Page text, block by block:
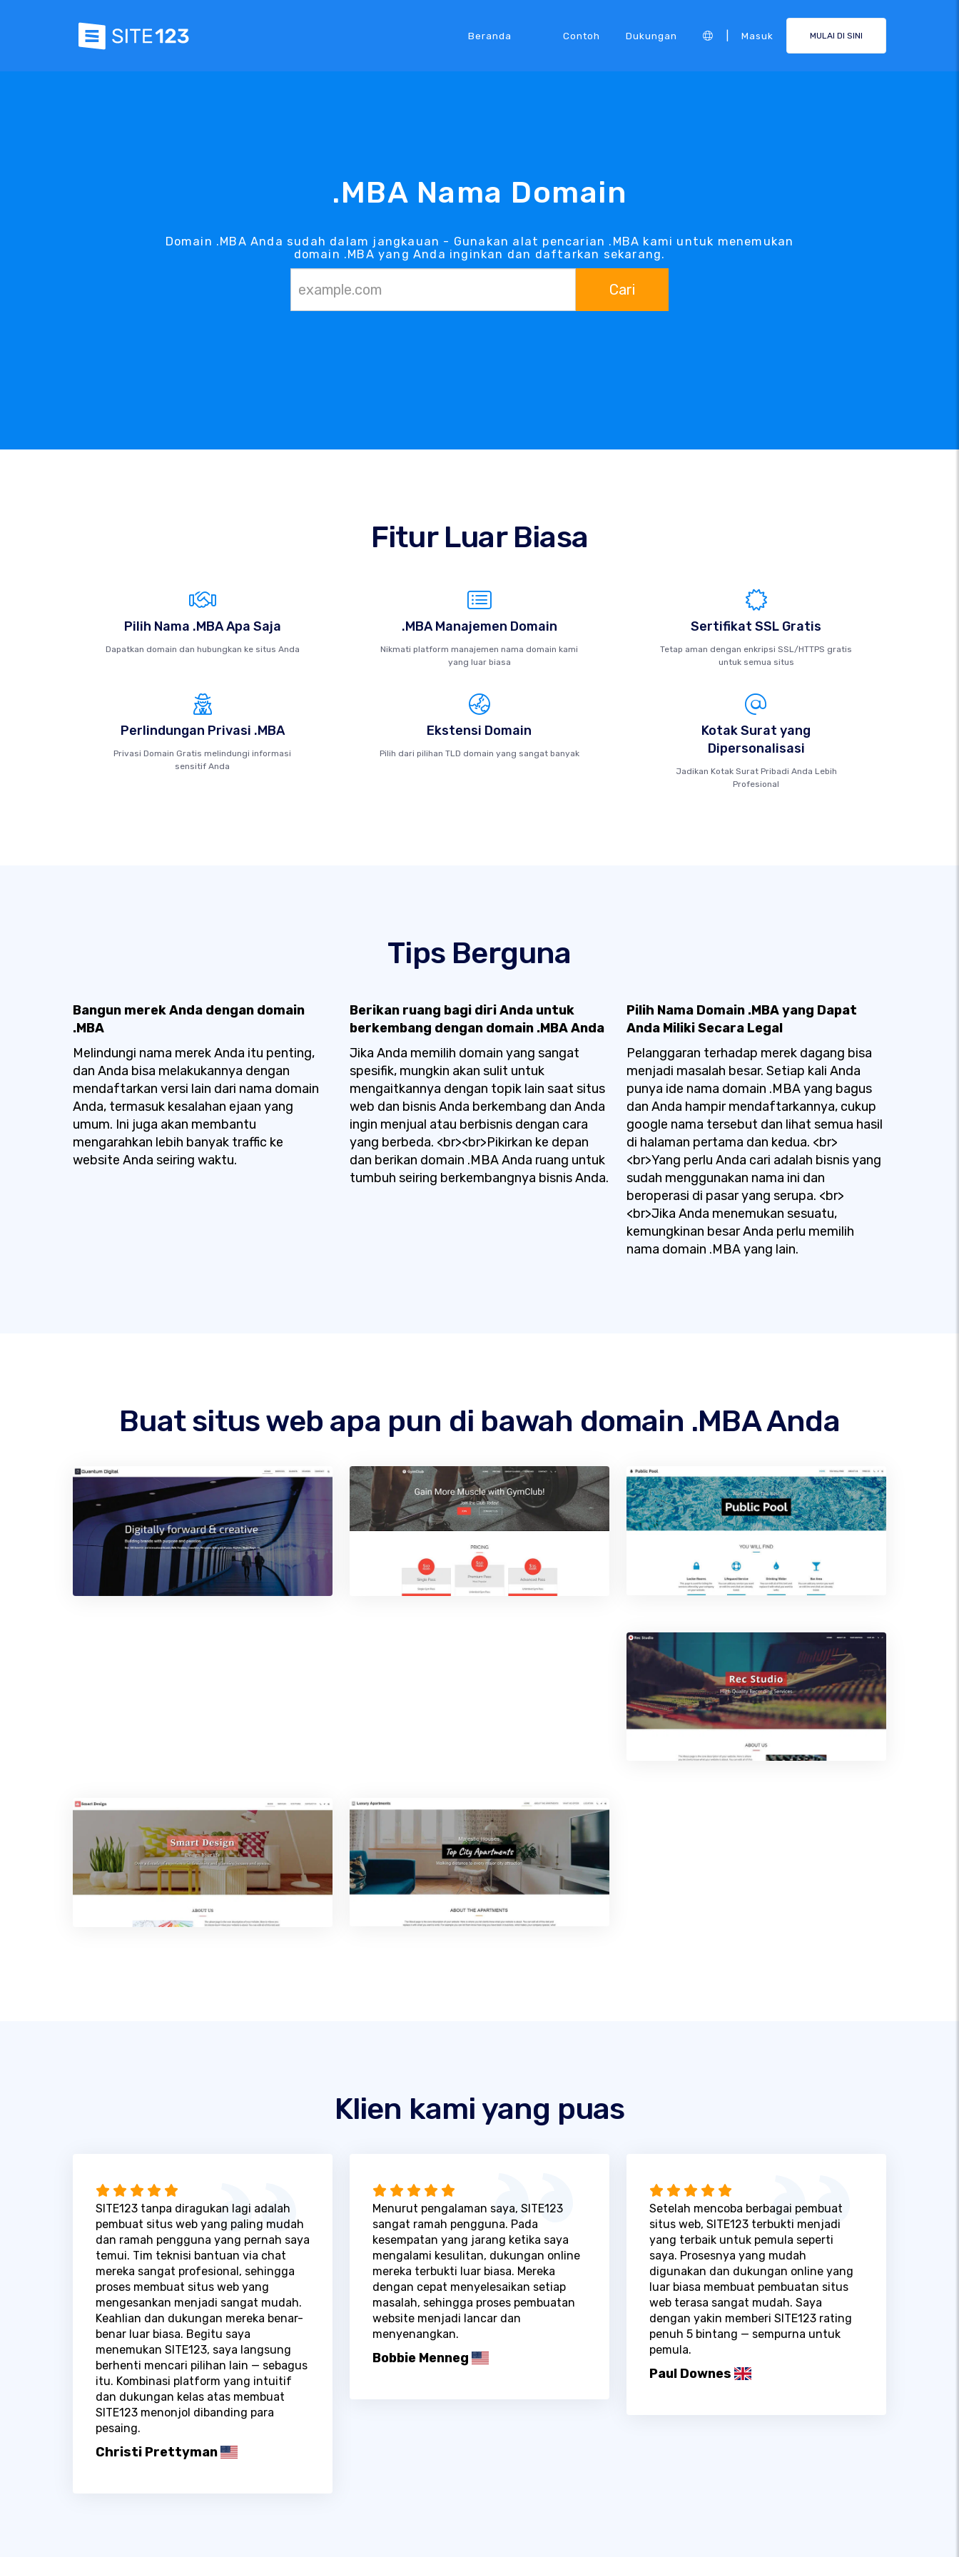
Beranda Contoh Dukungan Masuk MULAI DI SINI
.MBA Nama Domain
Domain .MBA Anda sudah dalam jangkauan - Gunakan alat pencarian .MBA kami untuk menemukan
domain .MBA yang Anda inginkan dan daftarkan sekarang.
Cari
Fitur Luar Biasa
Pilih Nama .MBA Apa Saja
Dapatkan domain dan hubungkan ke situs Anda
.MBA Manajemen Domain
Nikmati platform manajemen nama domain kami
yang luar biasa
Sertifikat SSL Gratis
Tetap aman dengan enkripsi SSL/HTTPS gratis
untuk semua situs
Perlindungan Privasi .MBA
Privasi Domain Gratis melindungi informasi
sensitif Anda
Ekstensi Domain
Pilih dari pilihan TLD domain yang sangat banyak
Kotak Surat yang
Dipersonalisasi
Jadikan Kotak Surat Pribadi Anda Lebih
Profesional
Tips Berguna
Bangun merek Anda dengan domain
.MBA
Melindungi nama merek Anda itu penting,
dan Anda bisa melakukannya dengan
mendaftarkan versi lain dari nama domain
Anda, termasuk kesalahan ejaan yang
umum. Ini juga akan membantu
mengarahkan lebih banyak traffic ke
website Anda seiring waktu.
Berikan ruang bagi diri Anda untuk
berkembang dengan domain .MBA Anda
Jika Anda memilih domain yang sangat
spesifik, mungkin akan sulit untuk
mengaitkannya dengan topik lain saat situs
web dan bisnis Anda berkembang dan Anda
ingin menjual atau berbisnis dengan cara
yang berbeda. <br><br>Pikirkan ke depan
dan berikan domain .MBA Anda ruang untuk
tumbuh seiring berkembangnya bisnis Anda.
Pilih Nama Domain .MBA yang Dapat
Anda Miliki Secara Legal
Pelanggaran terhadap merek dagang bisa
menjadi masalah besar. Setiap kali Anda
punya ide nama domain .MBA yang bagus
dan Anda hampir mendaftarkannya, cukup
google nama tersebut dan lihat semua hasil
di halaman pertama dan kedua. <br>
<br>Yang perlu Anda cari adalah bisnis yang
sudah menggunakan nama ini dan
beroperasi di pasar yang serupa. <br>
<br>Jika Anda menemukan sesuatu,
kemungkinan besar Anda perlu memilih
nama domain .MBA yang lain.
Buat situs web apa pun di bawah domain .MBA Anda
Klien kami yang puas
SITE123 tanpa diragukan lagi adalah
pembuat situs web yang paling mudah
dan ramah pengguna yang pernah saya
temui. Tim teknisi bantuan via chat
mereka sangat profesional, sehingga
proses membuat situs web yang
mengesankan menjadi sangat mudah.
Keahlian dan dukungan mereka benar-
benar luar biasa. Begitu saya
menemukan SITE123, saya langsung
berhenti mencari pilihan lain — sebagus
itu. Kombinasi platform yang intuitif
dan dukungan kelas atas membuat
SITE123 menonjol dibanding para
pesaing.
Christi Prettyman
Menurut pengalaman saya, SITE123
sangat ramah pengguna. Pada
kesempatan yang jarang ketika saya
mengalami kesulitan, dukungan online
mereka terbukti luar biasa. Mereka
dengan cepat menyelesaikan setiap
masalah, sehingga proses pembuatan
website menjadi lancar dan
menyenangkan.
Bobbie Menneg
Setelah mencoba berbagai pembuat
situs web, SITE123 terbukti menjadi
yang terbaik untuk pemula seperti
saya. Prosesnya yang mudah
digunakan dan dukungan online yang
luar biasa membuat pembuatan situs
web terasa sangat mudah. Saya
dengan yakin memberi SITE123 rating
penuh 5 bintang — sempurna untuk
pemula.
Paul Downes